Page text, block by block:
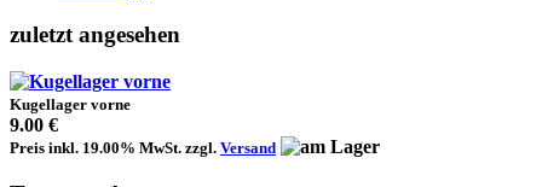
zuletzt angesehen
Kugellager vorne
9.00 €
Preis inkl. 19.00% MwSt. zzgl. Versand